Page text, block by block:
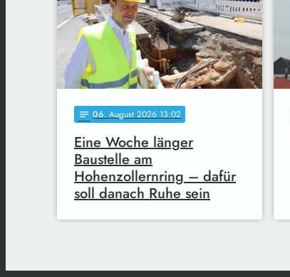
notes 06. August 2026 13:02
Eine Woche länger
Baustelle am
Hohenzollernring – dafür
soll danach Ruhe sein